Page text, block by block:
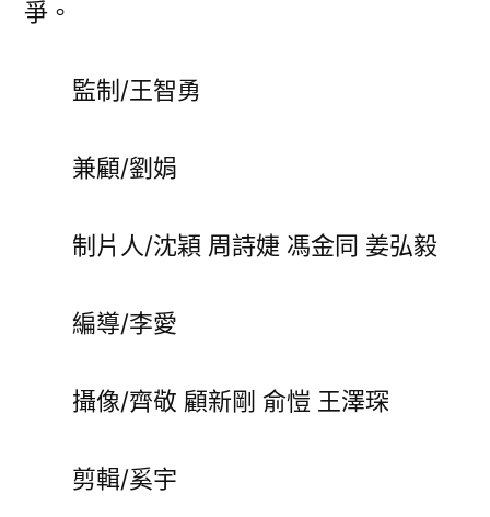
爭。
監制/王智勇
兼顧/劉娟
制片人/沈穎 周詩婕 馮金同 姜弘毅
編導/李愛
攝像/齊敬 顧新剛 俞愷 王澤琛
剪輯/奚宇